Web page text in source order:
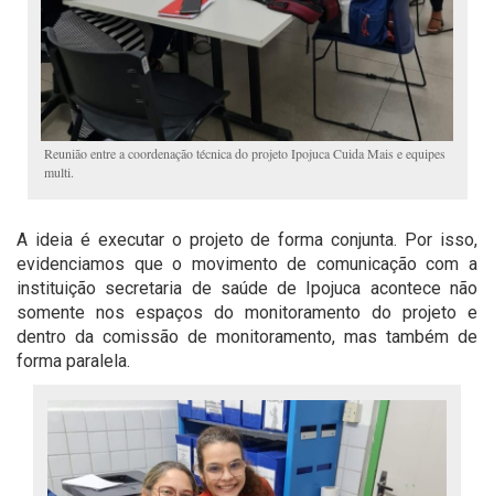
Reunião entre a coordenação técnica do projeto Ipojuca Cuida Mais e equipes
multi.
A ideia é executar o projeto de forma conjunta. Por isso,
evidenciamos que o movimento de comunicação com a
instituição secretaria de saúde de Ipojuca acontece não
somente nos espaços do monitoramento do projeto e
dentro da comissão de monitoramento, mas também de
forma paralela.